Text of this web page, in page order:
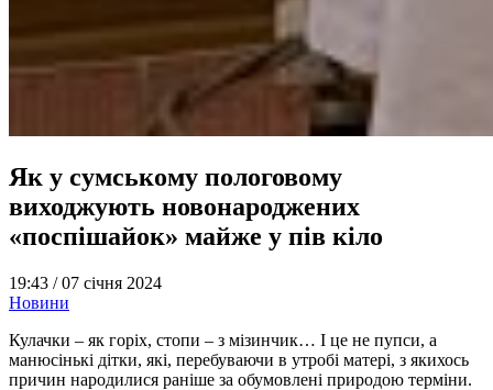
Як у сумському пологовому
виходжують новонароджених
«поспішайок» майже у пів кіло
19:43 /07 січня 2024
Новини
Кулачки – як горіх, стопи – з мізинчик… І це не пупси, а
манюсінькі дітки, які, перебуваючи в утробі матері, з якихось
причин народилися раніше за обумовлені природою терміни.